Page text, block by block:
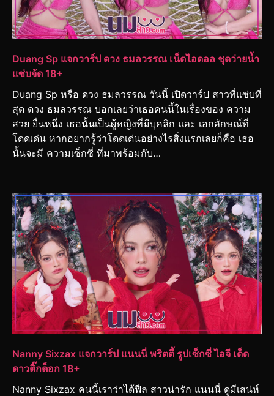
Duang Sp แจกวาร์ป ดวง ธมลวรรณ เน็ตไอดอล ชุดว่ายน้ำ
แซ่บจัด 18+
Duang Sp หรือ ดวง ธมลวรรณ วันนี้ เปิดวาร์ป สาวที่แซ่บที่
สุด ดวง ธมลวรรณ บอกเลยว่าเธอคนนี้ในเรื่องของ ความ
สวย ยื่นหนึ่ง เธอนั้นเป็นผู้หญิงที่มีบุคลิก และ เอกลักษณ์ที่
โดดเด่น หากอยากรู้ว่าโดดเด่นอย่างไรสิ่งแรกเลยก็คือ เธอ
นั้นจะมี ความเซ็กซี่ ที่มาพร้อมกับ…
Nanny Sixzax แจกวาร์ป แนนนี่ พริตตี้ รูปเซ็กซี่ ไอจี เด็ด
ดาวติ๊กต็อก 18+
Nanny Sixzax คนนี้เราว่าได้ฟีล สาวน่ารัก แนนนี่ ดูมีเสน่ห์